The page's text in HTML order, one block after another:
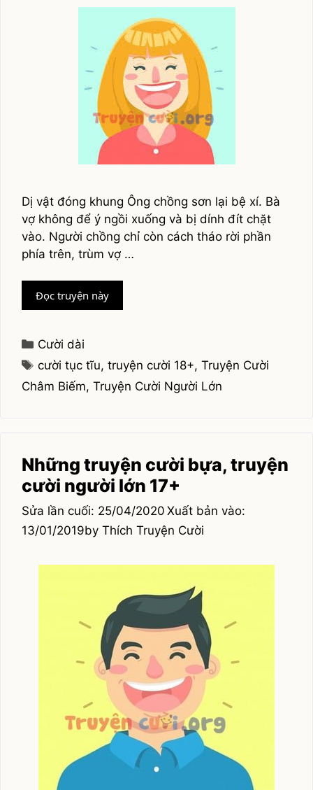
Dị vật đóng khung Ông chồng sơn lại bệ xí. Bà
vợ không để ý ngồi xuống và bị dính đít chặt
vào. Người chồng chỉ còn cách tháo rời phần
phía trên, trùm vợ …
Đọc truyện nàyTruyện
cười
Categories
Cười dài
Tags
cười tục tĩu,truyện cười 18+,Truyện Cười
Châm Biếm, Truyện Cười Người Lớn
Những truyện cười bựa, truyện
cười người lớn 17+
25/04/2020
13/01/2019by Thích Truyện Cười